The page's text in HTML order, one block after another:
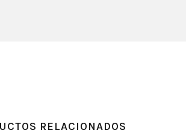
RELACIONADOS